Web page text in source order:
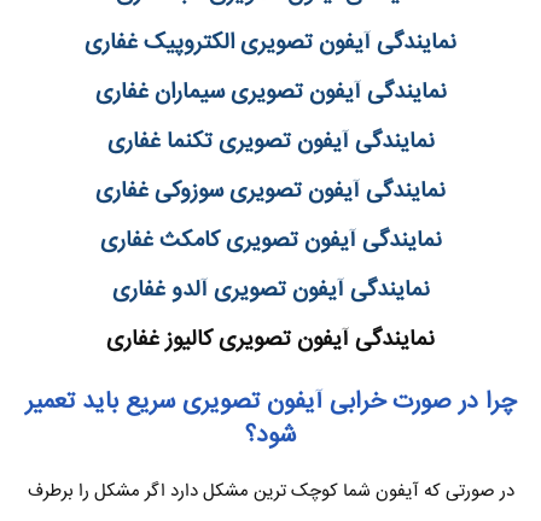
نمایندگی آیفون تصویری الکتروپیک غفاری
نمایندگی آیفون تصویری سیماران غفاری
نمایندگی آیفون تصویری تکنما غفاری
نمایندگی آیفون تصویری سوزوکی غفاری
نمایندگی آیفون تصویری کامکث غفاری
نمایندگی آیفون تصویری آلدو غفاری
نمایندگی آیفون تصویری کالیوز غفاری
چرا در صورت خرابی آیفون تصویری سریع باید تعمیر
شود؟
در صورتی که آیفون شما کوچک ترین مشکل دارد اگر مشکل را برطرف